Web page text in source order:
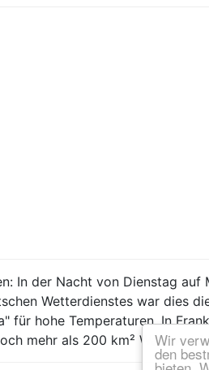
Wir
den
In der Nacht von Dienstag
Wetterdienstes war dies
für hohe Temperaturen. In
mehr als 200 km² Wald